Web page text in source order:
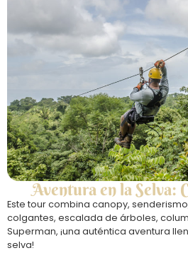
Aventura en la Selva:
Este tour combina canopy,
colgantes, escalada de árboles,
Superman, ¡una auténtica aventura
selva!